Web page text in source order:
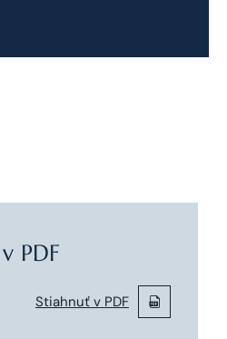
PDF
Stiahnuť v PDF